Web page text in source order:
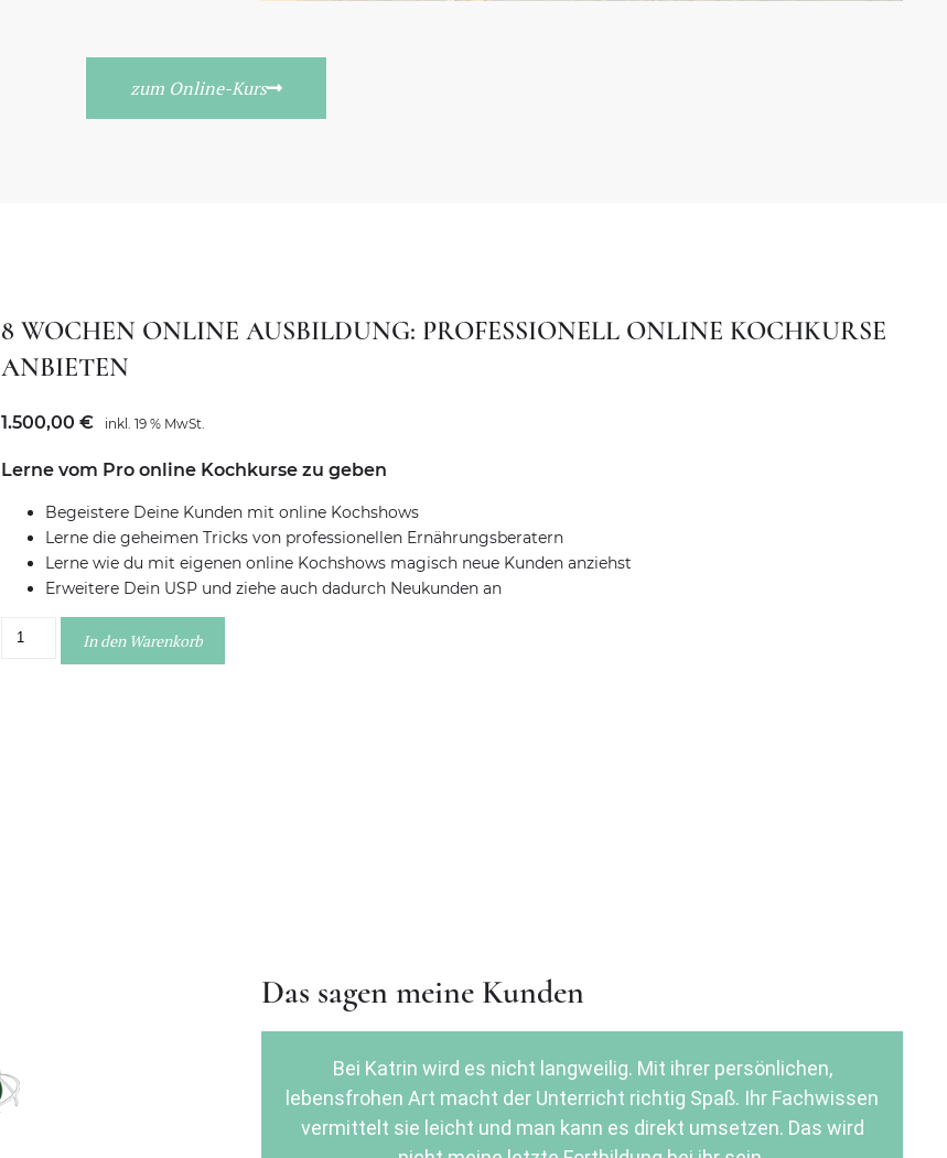
zum Online-Kurs
8 WOCHEN ONLINE AUSBILDUNG: PROFESSIONELL ONLINE KOCHKURSE
ANBIETEN
1.500,00€ inkl. 19 % MwSt.
Lerne vom Pro online Kochkurse zu geben
Begeistere Deine Kunden mit online Kochshows
Lerne die geheimen Tricks von professionellen Ernährungsberatern
Lerne wie du mit eigenen online Kochshows magisch neue Kunden anziehst
Erweitere Dein USP und ziehe auch dadurch Neukunden an
In den Warenkorb
Das sagen meine Kunden
Bei Katrin wird es nicht langweilig. Mit ihrer persönlichen,
lebensfrohen Art macht der Unterricht richtig Spaß. Ihr Fachwissen
vermittelt sie leicht und man kann es direkt umsetzen. Das wird